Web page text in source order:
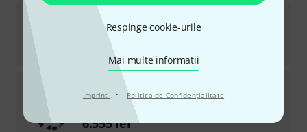
Respinge cookie-urile
Mai multe informatii
Imprint · Politica de Confidenţialitate
Sommer Cable
29
în stoc
lei
Sommer Cable
6.555lei